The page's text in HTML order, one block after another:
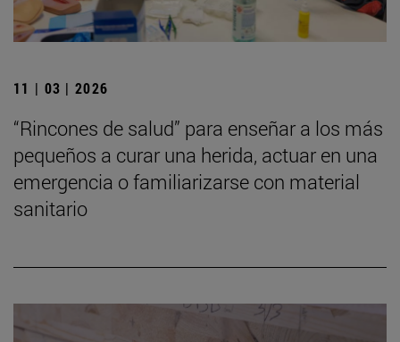
11 | 03 | 2026
“Rincones de salud” para enseñar a los más
pequeños a curar una herida, actuar en una
emergencia o familiarizarse con material
sanitario